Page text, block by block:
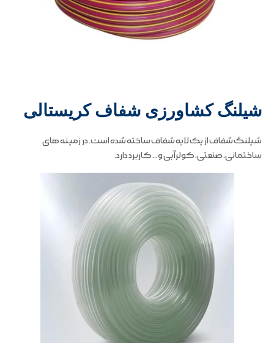
شیلنگ کشاورزی شفاف کریستالی
شیلنگ شفاف از یک لایه شفاف ساخته شده است. در زمینه های
ساختمانی، صنعتی، کولرآبی و… کاربرد دارد.